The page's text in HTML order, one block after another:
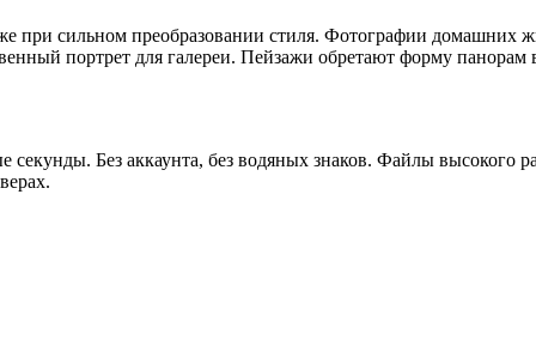
при сильном преобразовании стиля. Фотографии домашних
портрет для галереи. Пейзажи обретают форму
секунды. Без аккаунта, без водяных знаков. Файлы